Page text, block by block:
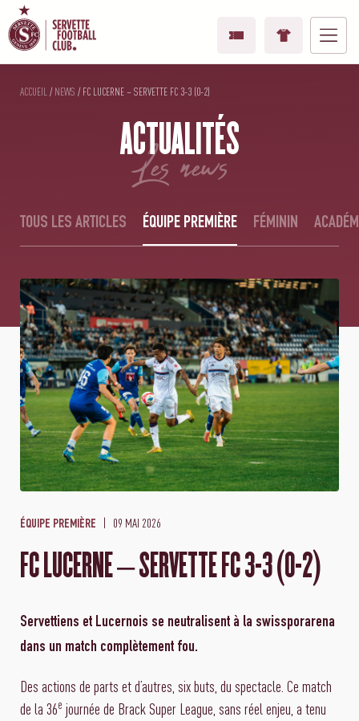
ACCUEIL /NEWS /FC LUCERNE – SERVETTE FC 3-3 (0-2)
ACTUALITÉS
les news
TOUS LES ARTICLES ÉQUIPE PREMIÈRE FÉMININ
ÉQUIPE PREMIÈRE 09 MAI 2026
FC LUCERNE – SERVETTE FC 3-3 (0-2)
Servettiens et Lucernois se neutralisent à la swissporarena
dans un match complètement fou.
Des actions de parts et d’autres, six buts, du spectacle. Ce match
de la 36e journée de Brack Super League, sans réel enjeu, a tenu